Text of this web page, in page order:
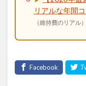
リアルな年間
（維持費のリアル）